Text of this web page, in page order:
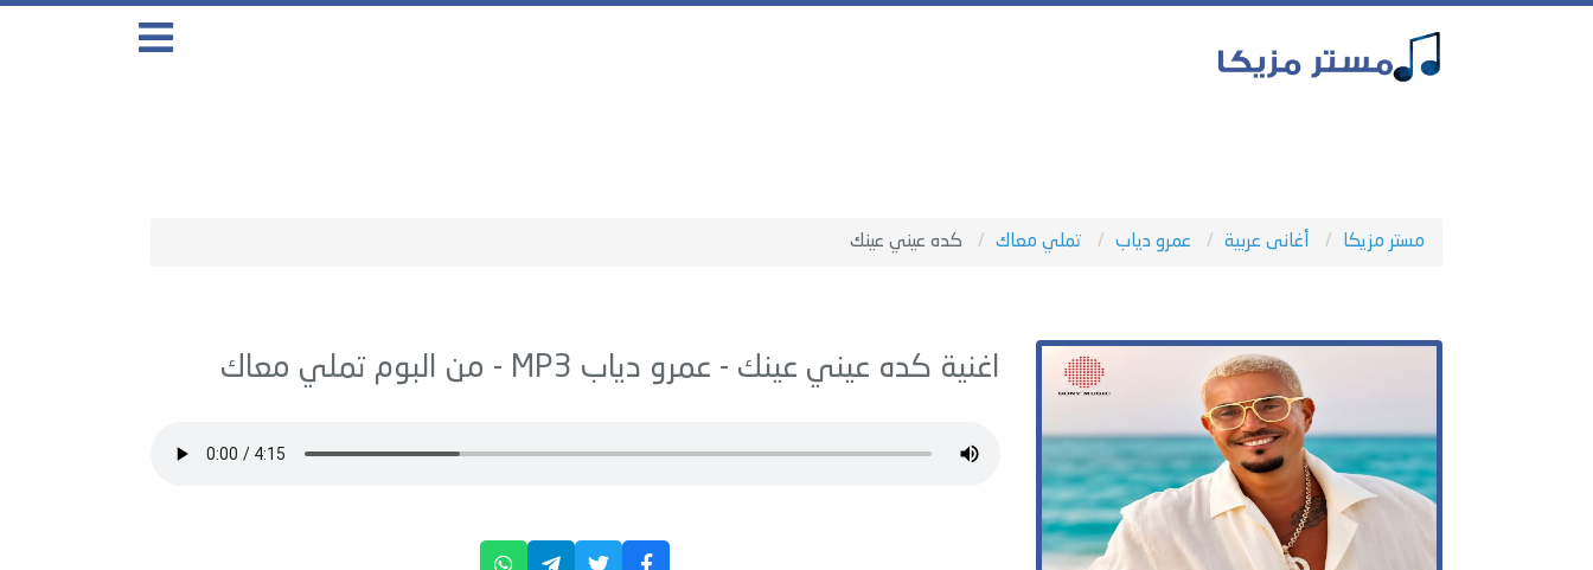
مستر مزيكا أغانى عربية عمرو دياب تملي معاك كده عيني عينك
اغنية كده عيني عينك - عمرو دياب تملي معاك